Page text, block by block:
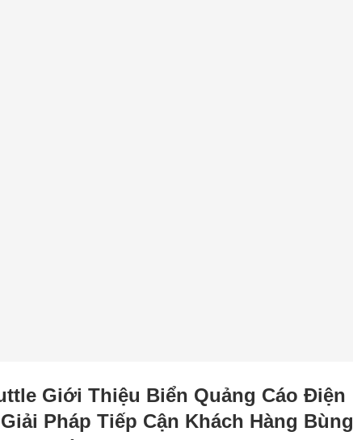
Giới Thiệu Biển Quảng Cáo Điện
Pháp Tiếp Cận Khách Hàng Bùng